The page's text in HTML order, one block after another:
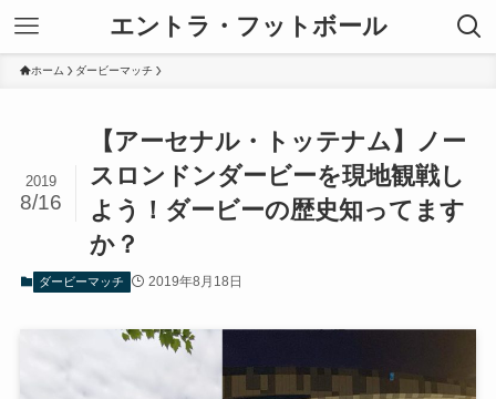
エントラ・フットボール
ホーム ダービーマッチ
【アーセナル・トッテナム】ノー
スロンドンダービーを現地観戦し
よう！ダービーの歴史知ってます
か？
2019
8/16
ダービーマッチ 2019年8月18日